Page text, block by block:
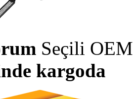
Seçili OEM
kargoda